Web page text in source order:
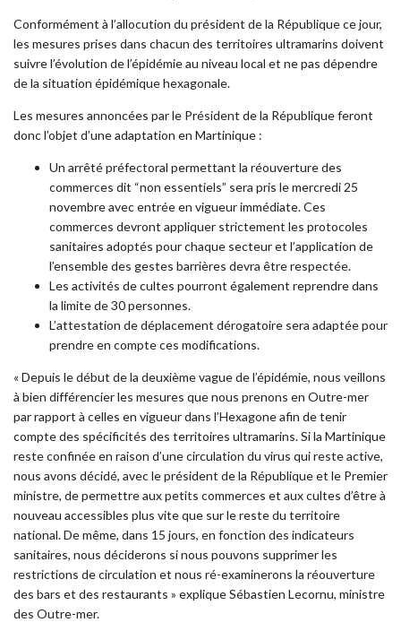
Conformément à l’allocution du président de la République ce jour,
les mesures prises dans chacun des territoires ultramarins doivent
suivre l’évolution de l’épidémie au niveau local et ne pas dépendre
de la situation épidémique hexagonale.
Les mesures annoncées par le Président de la République feront
donc l’objet d’une adaptation en Martinique :
Un arrêté préfectoral permettant la réouverture des
commerces dit “non essentiels” sera pris le mercredi 25
novembre avec entrée en vigueur immédiate. Ces
commerces devront appliquer strictement les protocoles
sanitaires adoptés pour chaque secteur et l’application de
l’ensemble des gestes barrières devra être respectée.
Les activités de cultes pourront également reprendre dans
la limite de 30 personnes.
L’attestation de déplacement dérogatoire sera adaptée pour
prendre en compte ces modifications.
« Depuis le début de la deuxième vague de l’épidémie, nous veillons
à bien différencier les mesures que nous prenons en Outre-mer
par rapport à celles en vigueur dans l’Hexagone afin de tenir
compte des spécificités des territoires ultramarins. Si la Martinique
reste confinée en raison d’une circulation du virus qui reste active,
nous avons décidé, avec le président de la République et le Premier
ministre, de permettre aux petits commerces et aux cultes d’être à
nouveau accessibles plus vite que sur le reste du territoire
national. De même, dans 15 jours, en fonction des indicateurs
sanitaires, nous déciderons si nous pouvons supprimer les
restrictions de circulation et nous ré-examinerons la réouverture
des bars et des restaurants » explique Sébastien Lecornu, ministre
des Outre-mer.